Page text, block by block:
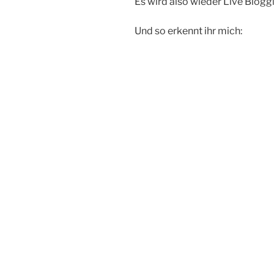
Und so erkennt ihr mich: